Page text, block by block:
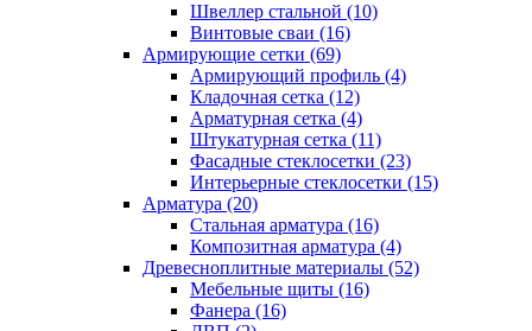
Швеллер стальной (10)
Винтовые сваи (16)
Армирующие сетки (69)
Армирующий профиль (4)
Кладочная сетка (12)
Арматурная сетка (4)
Штукатурная сетка (11)
Фасадные стеклосетки (23)
Интерьерные стеклосетки (15)
Арматура (20)
Стальная арматура (16)
Композитная арматура (4)
Древесноплитные материалы (52)
Мебельные щиты (16)
Фанера (16)